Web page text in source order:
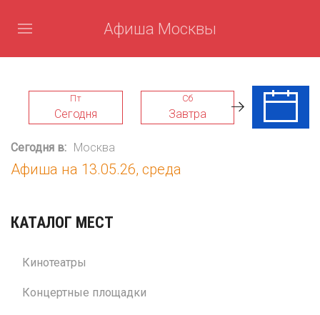
Афиша Москвы
Пт
Сегодня
Сб
Завтра
Вс
Сегодня в: Москва
Афиша на 13.05.26, среда
КАТАЛОГ МЕСТ
Кинотеатры
Концертные площадки